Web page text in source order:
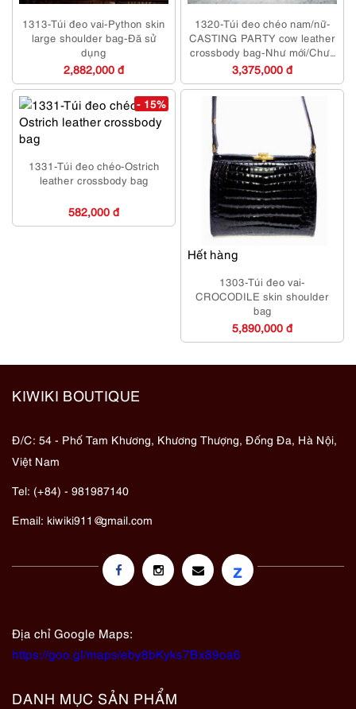
1313-Túi đeo vai-Python skin
large shoulder bag-Đã sử
dụng
2,882,000 đ
1320-Túi đeo chéo nam/nữ-
CASTING PARTY cow leather
crossbody bag-Như mới/Chưa
sử dụng
3,375,000 đ
- 15%
1331-Túi đeo chéo-Ostrich
leather crossbody bag
582,000 đ
Hết hàng
1303-Túi đeo vai-
CROCODILE skin shoulder
bag
5,890,000 đ
KIWIKI BOUTIQUE
Đ/C: 54 - Phố Tam Khương, Khương Thượng, Đống Đa, Hà Nội,
Việt Nam
Tel: (+84) - 981987140
Email: kiwiki911@gmail.com
z
Địa chỉ Google Maps:
https://goo.gl/maps/eby8bKyks7Bx89oa6
DANH MỤC SẢN PHẨM